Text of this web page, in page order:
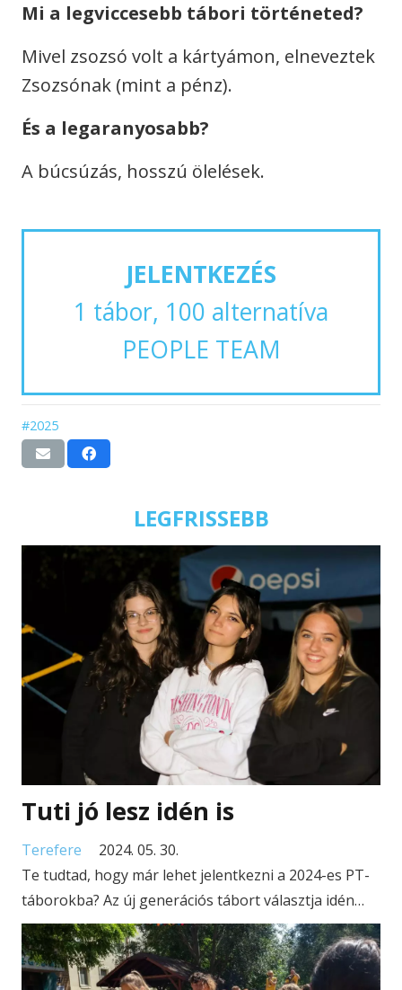
Mi a legviccesebb tábori történeted?
Mivel zsozsó volt a kártyámon, elneveztek
Zsozsónak (mint a pénz).
És a legaranyosabb?
A búcsúzás, hosszú ölelések.
JELENTKEZÉS
1 tábor, 100 alternatíva
PEOPLE TEAM
#2025
LEGFRISSEBB
Tuti jó lesz idén is
Terefere
2024. 05. 30.
Te tudtad, hogy már lehet jelentkezni a 2024-es PT-
táborokba? Az új generációs tábort választja idén…